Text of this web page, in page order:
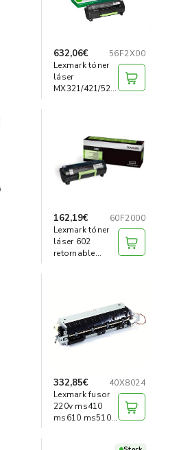
632,06€
56F2X00
Lexmark tóner
láser
MX321/421/521/522/
162,19€
60F2000
Lexmark tóner
láser 602
retornable
332,85€
40X8024
Lexmark fusor
220v ms410
ms610 ms510